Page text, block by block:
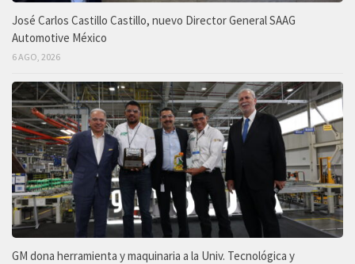
José Carlos Castillo Castillo, nuevo Director General SAAG
Automotive México
6 AGO, 2026
GM dona herramienta y maquinaria a la Univ. Tecnológica y